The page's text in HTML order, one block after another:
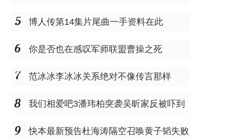
博人传第14集片尾曲一手资料在此
你是否也在感叹军师联盟曹操之死
范冰冰李冰冰关系绝对不像传言那样
我们相爱吧3潘玮柏突袭吴昕家反被吓到
快本最新预告杜海涛隔空召唤黄子韬失败